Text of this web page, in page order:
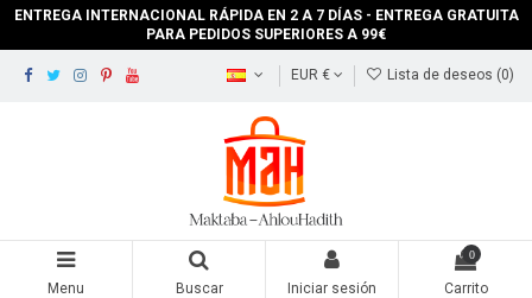
ENTREGA INTERNACIONAL RÁPIDA EN 2 A 7 DÍAS - ENTREGA GRATUITA
PARA PEDIDOS SUPERIORES A 99€
EUR € Lista de deseos (0)
Menu Buscar Iniciar sesión
0
Carrito